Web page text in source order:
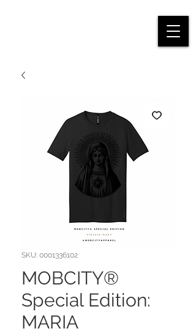
SKU: 0001336102
MOBCITY®
Special Edition:
MARIA